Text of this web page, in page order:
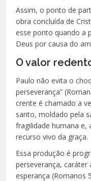
Assim, o ponto de
obra concluída de
esse ponto quando a
Deus por causa do
O valor
Paulo não evita o
perseverança”
crente é chamado a
santo, moldado pela
fragilidade humana
recurso vivo da graça.
Essa produção é
perseverança,
esperança (Romanos